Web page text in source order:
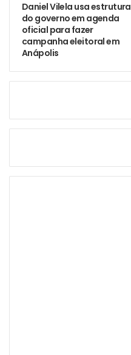
Daniel Vilela usa estrutura
do governo em agenda
oficial para fazer
campanha eleitoral em
Anápolis